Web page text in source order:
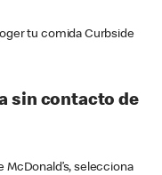
tu comida Curbside
sin contacto de
selecciona